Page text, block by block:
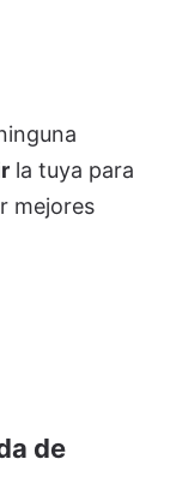
la tuya para
mejores
de